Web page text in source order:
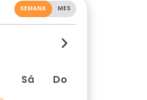
SEMANA MES
Sá Do